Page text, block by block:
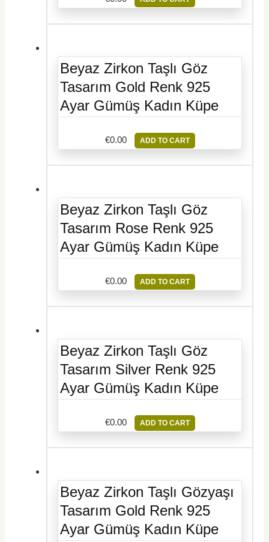
Beyaz Zirkon Taşlı Göz
Tasarım Gold Renk 925
Ayar Gümüş Kadın Küpe
€0.00 ADD TO CART
Beyaz Zirkon Taşlı Göz
Tasarım Rose Renk 925
Ayar Gümüş Kadın Küpe
€0.00 ADD TO CART
Beyaz Zirkon Taşlı Göz
Tasarım Silver Renk 925
Ayar Gümüş Kadın Küpe
€0.00 ADD TO CART
Beyaz Zirkon Taşlı Gözyaşı
Tasarım Gold Renk 925
Ayar Gümüş Kadın Küpe